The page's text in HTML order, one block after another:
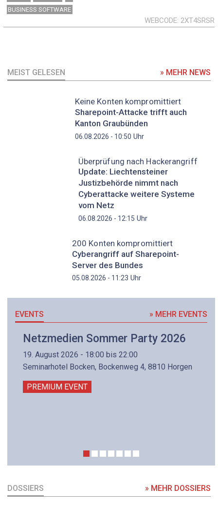
BUSINESS SOFTWARE
WEBCODE 2XT4SRSR
MEIST GELESEN » MEHR NEWS
Keine Konten kompromittiert
Sharepoint-Attacke trifft auch
Kanton Graubünden
06.08.2026 - 10:50 Uhr
Überprüfung nach Hackerangriff
Update: Liechtensteiner
Justizbehörde nimmt nach
Cyberattacke weitere Systeme
vom Netz
06.08.2026 - 12:15 Uhr
200 Konten kompromittiert
Cyberangriff auf Sharepoint-
Server des Bundes
05.08.2026 - 11:23 Uhr
EVENTS » MEHR EVENTS
Netzmedien Sommer Party 2026
19. August 2026 - 18:00 bis 22:00
Seminarhotel Bocken, Bockenweg 4, 8810 Horgen
PREMIUM EVENT
DOSSIERS » MEHR DOSSIERS